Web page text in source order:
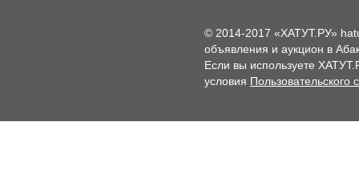
© 2014-2017 «ХАТУТ.РУ»
объявления и аукцион в
Если вы используете
условия Пользовательского